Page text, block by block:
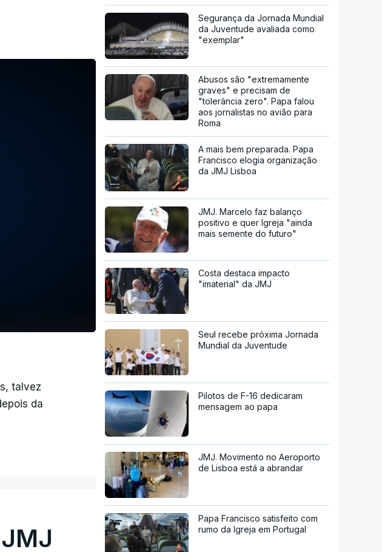
talvez
da
Segurança da Jornada Mundial
da Juventude avaliada como
"exemplar"
Abusos são "extremamente
graves" e precisam de
"tolerância zero". Papa falou
aos jornalistas no avião para
Roma
A mais bem preparada. Papa
Francisco elogia organização
da JMJ Lisboa
JMJ. Marcelo faz balanço
positivo e quer Igreja "ainda
mais semente do futuro"
Costa destaca impacto
"imaterial" da JMJ
Seul recebe próxima Jornada
Mundial da Juventude
Pilotos de F-16 dedicaram
mensagem ao papa
JMJ. Movimento no Aeroporto
de Lisboa está a abrandar
Papa Francisco satisfeito com
rumo da Igreja em Portugal